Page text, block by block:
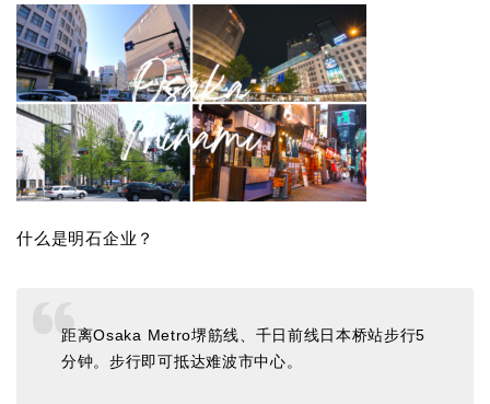
什么是明石企业？
距离Osaka Metro堺筋线、千日前线日本桥站步行5
分钟。步行即可抵达难波市中心。